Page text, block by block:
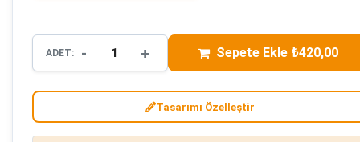
ADET: - + Sepete Ekle ₺420,00
Tasarımı Özelleştir